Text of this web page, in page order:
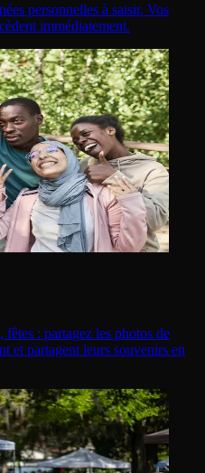
personnelles à saisir. Vos
immédiatement.
: partagez les photos de
et partagent leurs souvenirs en